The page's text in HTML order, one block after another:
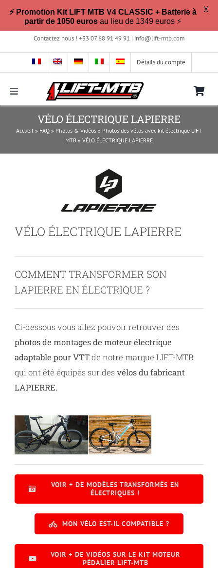
au
Contactez nous ! +33 07 68 91 49 91 | info@lift-mtb.com
Détails du compte
Toggle
Navigation
Compatible avec mon vélo ?
VÉLO ÉLECTRIQUE LAPIERRE
Accueil » FAQ » Photos & Vidéos » Photos des vélos avec kit électrique LIFT
MTB » VÉLO ÉLECTRIQUE LAPIERRE
VÉLO ÉLECTRIQUE LAPIERRE
COMMENT TRANSFORMER SON
LAPIERRE EN ÉLECTRIQUE ?
Ci-dessous vous allez pouvoir retrouver des
photos de montages de moteur électrique
adaptable pour VTTde notre marque LIFT-MTB
qui ont été équipés sur desvélos du fabricant
LAPIERRE.
VOIR + DE MODÈLES TRANSFORMÉS EN
ÉLECTRIQUES !
MON VÉLO EST-IL COMPATIBLE ?
VOIR + DE VIDÉOS SUR LE KIT MOTEUR
PÉDALIER LIFT-MTB
⚡ Promotion Kit LIFT MTB V4 CLASSIC + Batterie à
partir de 1050 euros au lieu de 1349 euros ⚡
X